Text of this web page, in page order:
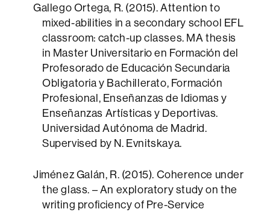
Gallego Ortega, R. (2015). Attention to
mixed-abilities in a secondary school EFL
classroom: catch-up classes. MA thesis
in Master Universitario en Formación del
Profesorado de Educación Secundaria
Obligatoria y Bachillerato, Formación
Profesional, Enseñanzas de Idiomas y
Enseñanzas Artísticas y Deportivas.
Universidad Autónoma de Madrid.
Supervised by N. Evnitskaya.
Jiménez Galán, R. (2015). Coherence under
the glass. – An exploratory study on the
writing proficiency of Pre-Service